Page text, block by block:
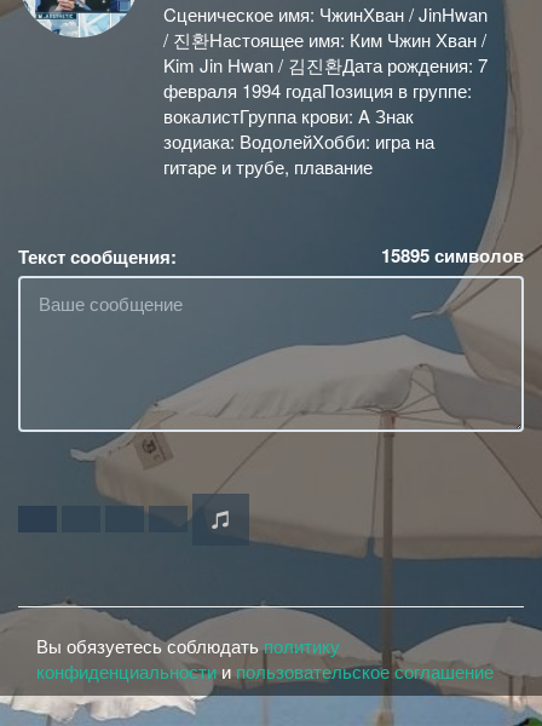
Cценическое имя: ЧжинХван / JinHwan
/ 진환Настоящее имя: Ким Чжин Хван /
Kim Jin Hwan / 김진환Дата рождения: 7
февраля 1994 годаПозиция в группе:
вокалистГруппа крови: A Знак
зодиака: ВодолейХобби: игра на
гитаре и трубе, плавание
Текст сообщения: 15895символов
Вы обязуетесь соблюдатьполитику
конфиденциальности и пользовательское соглашение